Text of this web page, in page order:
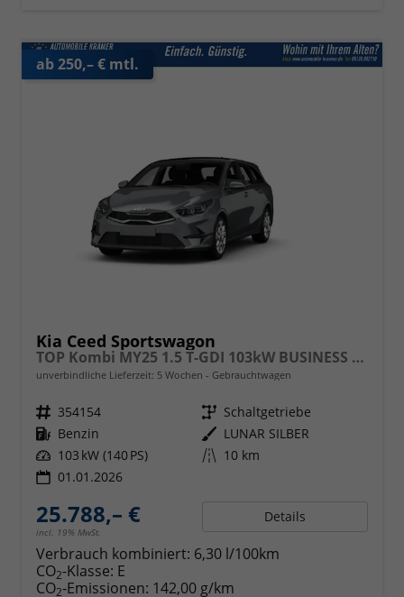
ab 250,– € mtl.
Kia Ceed Sportswagon
TOP Kombi MY25 1.5 T-GDI 103kW BUSINESS MAN6
unverbindliche Lieferzeit: 5 Wochen Gebrauchtwagen
Fahrzeugnr. 354154 Getriebe Schaltgetriebe
Kraftstoff Benzin Außenfarbe LUNAR SILBER
Leistung 103 kW (140 PS) Kilometerstand 10 km
01.01.2026
25.788,– €
incl. 19% MwSt.
Details
Verbrauch kombiniert: 6,30 l/100km
CO2-Klasse: E
CO2-Emissionen: 142,00 g/km